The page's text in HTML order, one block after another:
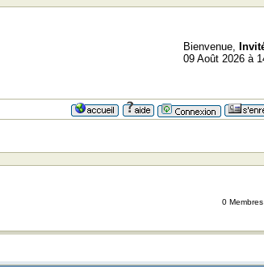
Bienvenue,
09 Août 2026 à
0